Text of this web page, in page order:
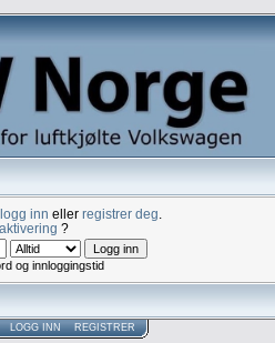
logg inn eller registrer deg
?
og innloggingstid
LOGG INN REGISTRER